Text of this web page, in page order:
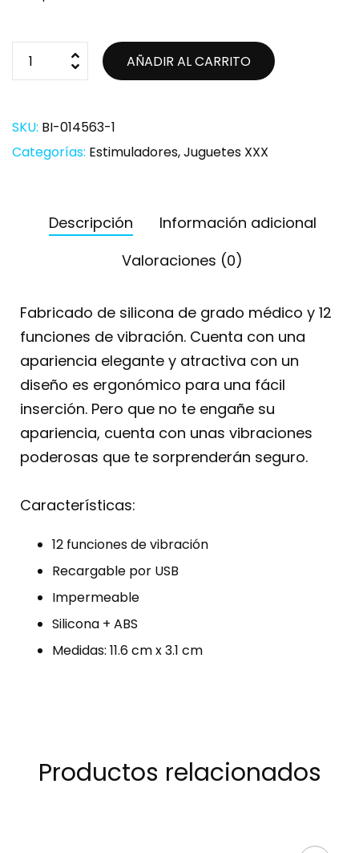
AÑADIR AL CARRITO
SKU: BI-014563-1
Categorías: Estimuladores,Juguetes XXX
Descripción
Información adicional
Valoraciones (0)
Fabricado de silicona de grado médico y 12
funciones de vibración. Cuenta con una
apariencia elegante y atractiva con un
diseño es ergonómico para una fácil
inserción. Pero que no te engañe su
apariencia, cuenta con unas vibraciones
poderosas que te sorprenderán seguro.
Características:
12 funciones de vibración
Recargable por USB
Impermeable
Silicona + ABS
Medidas: 11.6 cm x 3.1 cm
Productos relacionados